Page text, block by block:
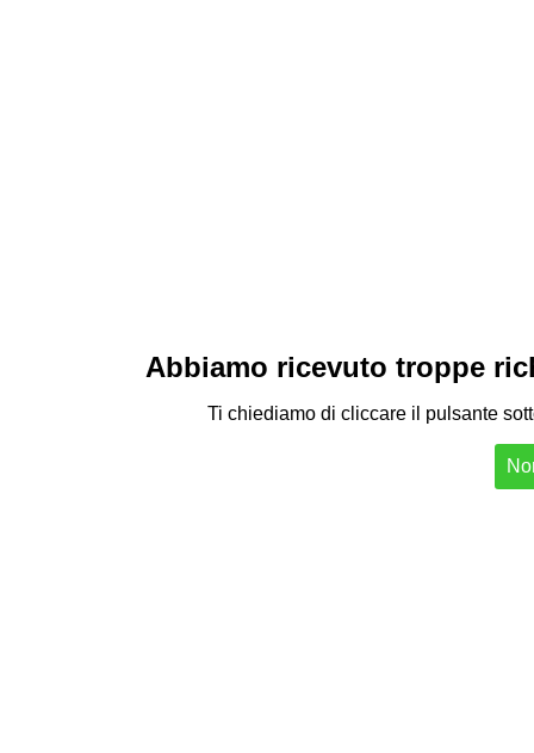
Abbiamo ricevuto troppe
Ti chiediamo di cliccare il pulsante